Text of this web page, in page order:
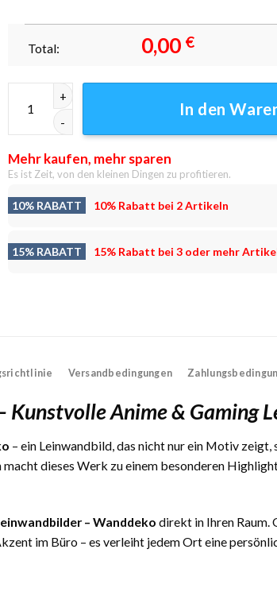
Total: 0,00 €
Rad Schildkröten Leinwandbilder - Wanddeko
In den
Mehr kaufen, mehr sparen
Es ist Zeit, von den kleinen Dingen zu profitieren.
10% RABATT 10% Rabatt bei 2 Artikeln
15% RABATT 15% Rabatt bei 3 oder mehr
Versandbedingungen
Anime & Gaming
– ein Leinwandbild, das nicht nur ein Motiv zeigt,
dieses Werk zu einem besonderen
– Wanddeko direkt in Ihren Raum.
im Büro – es verleiht jedem Ort eine